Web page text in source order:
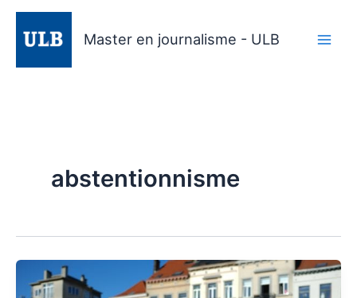
Aller
contenu
Master en journalisme - ULB
abstentionnisme